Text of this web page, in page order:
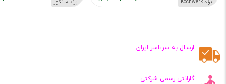
برند Kochwerk برند سنکور
ارسـال به سرتاسر ایران
گارانتی رسمی شرکتی